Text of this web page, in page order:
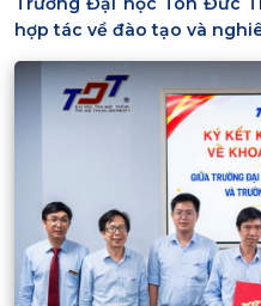
hợp tác về đào tạo và